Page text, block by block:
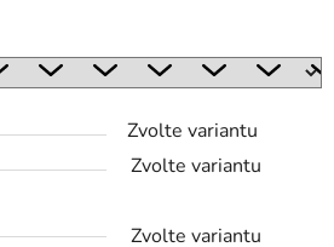
Zvolte variantu
Zvolte variantu
Zvolte variantu